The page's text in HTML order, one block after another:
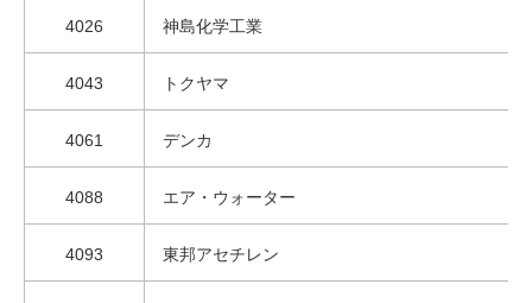
4026 神島化学工業
4043 トクヤマ
4061 デンカ
4088 エア・ウォーター
4093 東邦アセチレン